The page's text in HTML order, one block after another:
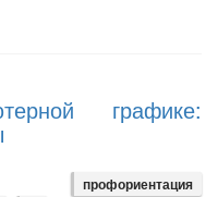
графике:
профориентация